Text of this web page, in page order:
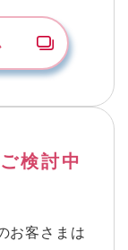
検討中
お客さまは